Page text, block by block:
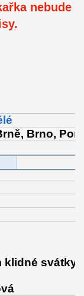
nebude
Brno,
klidné svátky